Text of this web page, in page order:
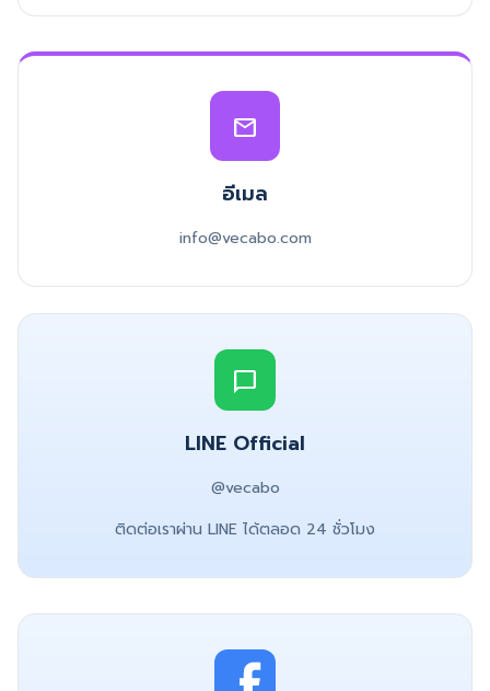
mail
อีเมล
info@vecabo.com
chat_bubble
LINE Official
@vecabo
ติดต่อเราผ่าน LINE ได้ตลอด 24 ชั่วโมง